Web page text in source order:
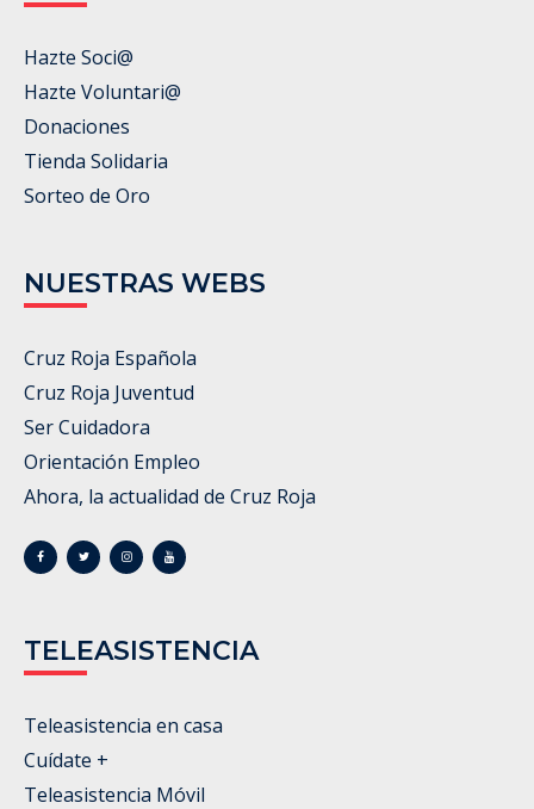
Hazte Soci@
Hazte Voluntari@
Donaciones
Tienda Solidaria
Sorteo de Oro
NUESTRAS WEBS
Cruz Roja Española
Cruz Roja Juventud
Ser Cuidadora
Orientación Empleo
Ahora, la actualidad de Cruz Roja
TELEASISTENCIA
Teleasistencia en casa
Cuídate +
Teleasistencia Móvil